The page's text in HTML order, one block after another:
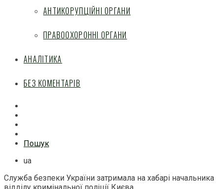
АНТИКОРУПЦІЙНІ ОРГАНИ
ПРАВООХОРОННІ ОРГАНИ
АНАЛІТИКА
БЕЗ КОМЕНТАРІВ
Пошук
ua
Служба безпеки України затримала на хабарі начальника